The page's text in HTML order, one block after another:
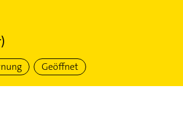
Geöffnet